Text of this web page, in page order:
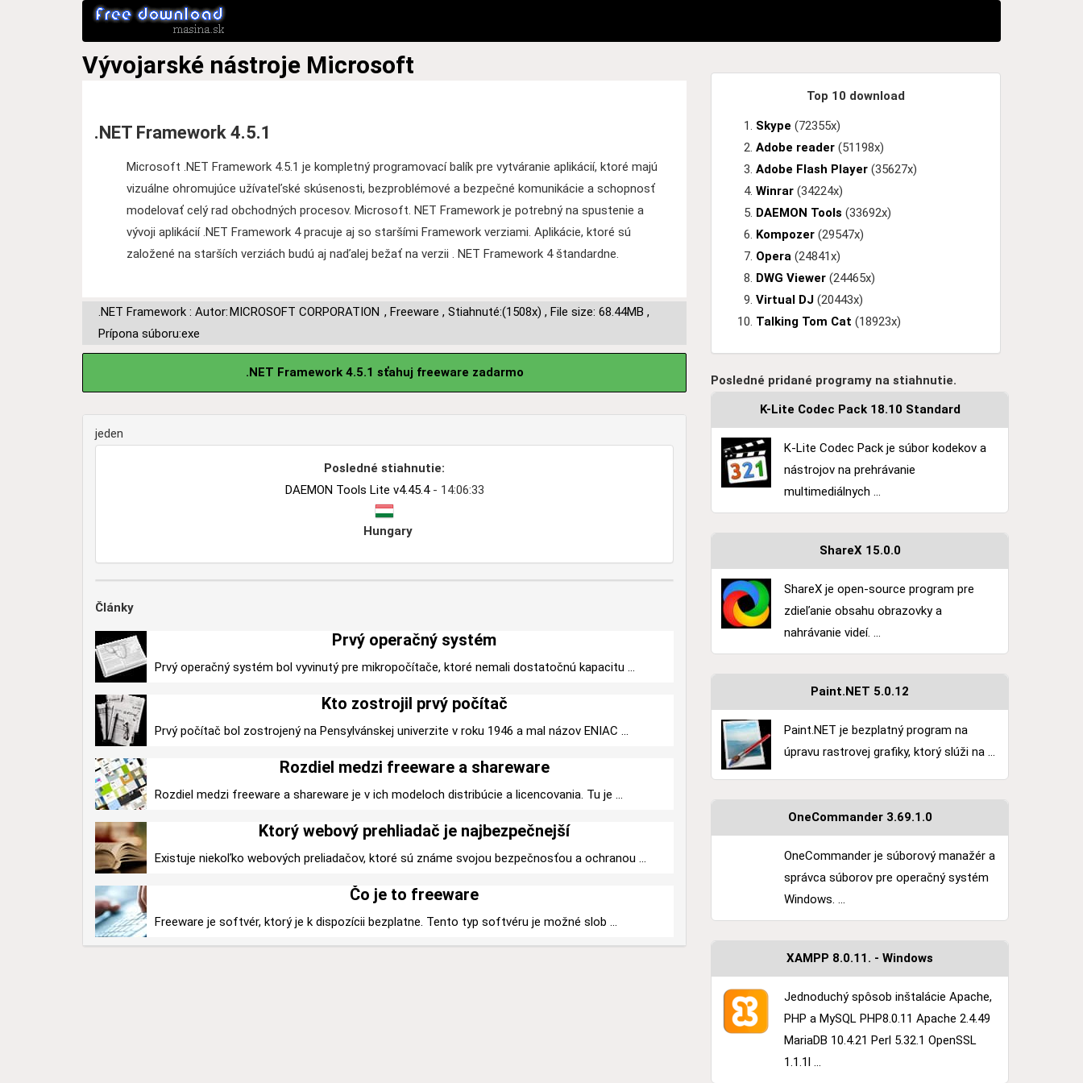
Vývojarské nástroje Microsoft
.NET Framework 4.5.1
Microsoft .NET Framework 4.5.1 je kompletný programovací balík pre vytváranie aplikácií, ktoré majú
vizuálne ohromujúce užívateľské skúsenosti, bezproblémové a bezpečné komunikácie a schopnosť
modelovať celý rad obchodných procesov. Microsoft. NET Framework je potrebný na spustenie a
vývoji aplikácií .NET Framework 4 pracuje aj so staršími Framework verziami. Aplikácie, ktoré sú
založené na starších verziách budú aj naďalej bežať na verzii . NET Framework 4 štandardne.
.NET Framework : Autor:MICROSOFT CORPORATION , Freeware , Stiahnuté:(1508x) , File size: 68.44MB ,
Prípona súboru:exe
.NET Framework 4.5.1 sťahuj freeware zadarmo
jeden
Posledné stiahnutie:
DAEMON Tools Lite v4.45.4- 14:06:33
Hungary
Články
Prvý operačný systém
Prvý operačný systém bol vyvinutý pre mikropočítače, ktoré nemali dostatočnú kapacitu ...
Kto zostrojil prvý počítač
Prvý počítač bol zostrojený na Pensylvánskej univerzite v roku 1946 a mal názov ENIAC ...
Rozdiel medzi freeware a shareware
Rozdiel medzi freeware a shareware je v ich modeloch distribúcie a licencovania. Tu je ...
Ktorý webový prehliadač je najbezpečnejší
Existuje niekoľko webových preliadačov, ktoré sú známe svojou bezpečnosťou a ochranou ...
Čo je to freeware
Freeware je softvér, ktorý je k dispozícii bezplatne. Tento typ softvéru je možné slob ...
Top 10 download
Skype (72355x)
Adobe reader (51198x)
Adobe Flash Player (35627x)
Winrar (34224x)
DAEMON Tools (33692x)
Kompozer (29547x)
Opera (24841x)
DWG Viewer (24465x)
Virtual DJ (20443x)
Talking Tom Cat (18923x)
Posledné pridané programy na stiahnutie.
K-Lite Codec Pack 18.10 Standard
K-Lite Codec Pack je súbor kodekov a
nástrojov na prehrávanie
multimediálnych ...
ShareX 15.0.0
ShareX je open-source program pre
zdieľanie obsahu obrazovky a
nahrávanie videí. ...
Paint.NET 5.0.12
Paint.NET je bezplatný program na
úpravu rastrovej grafiky, ktorý slúži na ...
OneCommander 3.69.1.0
OneCommander je súborový manažér a
správca súborov pre operačný systém
Windows. ...
XAMPP 8.0.11. - Windows
Jednoduchý spôsob inštalácie Apache,
PHP a MySQL PHP8.0.11 Apache 2.4.49
MariaDB 10.4.21 Perl 5.32.1 OpenSSL
1.1.1l ...